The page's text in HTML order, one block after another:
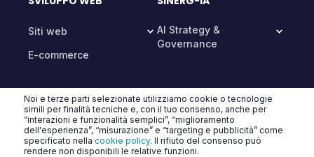
Noi e terze parti selezionate utilizziamo cookie o tecnologie
simili per finalità tecniche e, con il tuo consenso, anche per
“interazioni e funzionalità semplici”, “miglioramento
dell'esperienza”, “misurazione” e “targeting e pubblicità” come
specificato nella cookie policy. Il rifiuto del consenso può
rendere non disponibili le relative funzioni.
Siti web
E-commerce
AI Strategy &
Governance
CHATBOT AI & AGENTI